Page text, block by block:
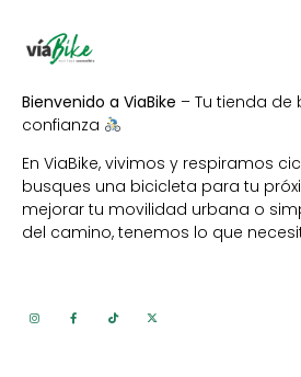
Bienvenido a ViaBike – Tu tienda de
confianza
En ViaBike, vivimos y respiramos
busques una bicicleta para tu
mejorar tu movilidad urbana o
del camino, tenemos lo que